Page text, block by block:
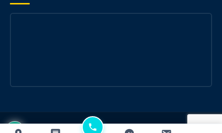
© 2026 Trường Đại học Quang Trung. All rights reserved.